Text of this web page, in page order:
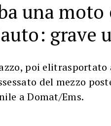
una
grave
poi elitrasportato
del mezzo
a Domat/Ems.